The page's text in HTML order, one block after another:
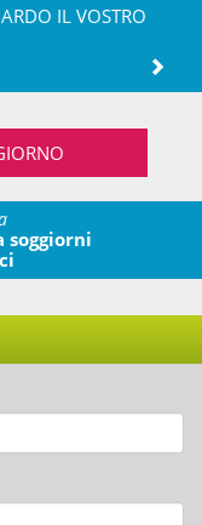
IL VOSTRO
soggiorni